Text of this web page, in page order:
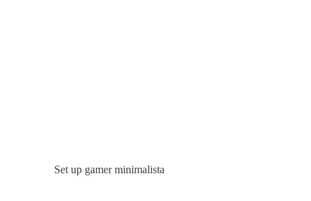
Set up gamer minimalista